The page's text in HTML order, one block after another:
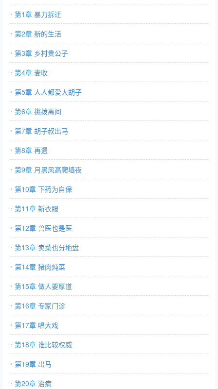
第1章 暴力拆迁
第2章 新的生活
第3章 乡村贵公子
第4章 麦收
第5章 人人都爱大胡子
第6章 挑拨离间
第7章 胡子叔出马
第8章 再遇
第9章 月黑风高爬墙夜
第10章 下药为自保
第11章 新衣服
第12章 兽医也是医
第13章 卖菜也分地盘
第14章 猪肉炖菜
第15章 做人要厚道
第16章 专家门诊
第17章 唱大戏
第18章 谁比较权威
第19章 出马
第20章 治病